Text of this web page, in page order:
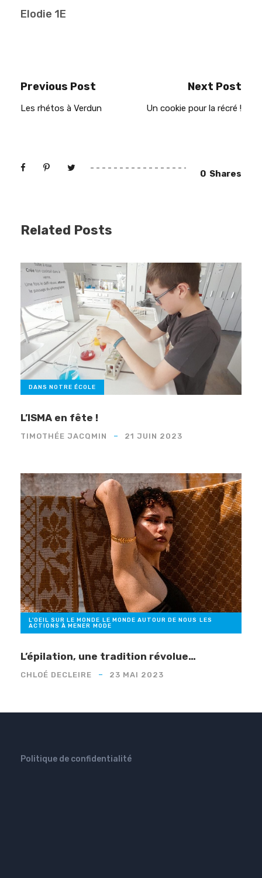
Elodie 1E
Previous Post
Les rhétos à Verdun
Next Post
Un cookie pour la récré !
0 Shares
Related Posts
DANS NOTRE ÉCOLE
L’ISMA en fête !
TIMOTHÉE JACQMIN 21 JUIN 2023
L'OEIL SUR LE MONDE,LE MONDE AUTOUR DE NOUS,LES
ACTIONS À MENER,MODE
L’épilation, une tradition révolue…
CHLOÉ DECLEIRE 23 MAI 2023
Politique de confidentialité